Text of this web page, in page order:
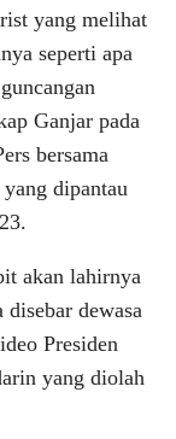
yang melihat
seperti apa
Ganjar pada
bersama
dipantau
akan lahirnya
dewasa
Presiden
yang diolah